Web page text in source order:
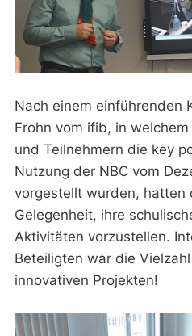
Nach einem einführenden
Frohn vom ifib, in
und Teilnehmern die key
Nutzung der NBC vom
vorgestellt wurden, hatten
Gelegenheit, ihre
Aktivitäten vorzustellen.
Beteiligten war die
innovativen Projekten!